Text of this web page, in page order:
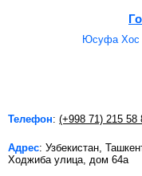
Юсуфа Хос
Телефон: (+998 71) 215 58
Адрес: Узбекистан,
Ходжиба улица, дом 64а